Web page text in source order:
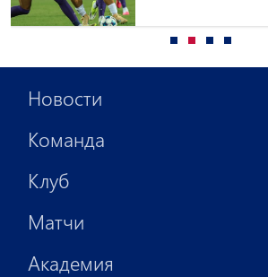
Новости
Команда
Клуб
Матчи
Академия